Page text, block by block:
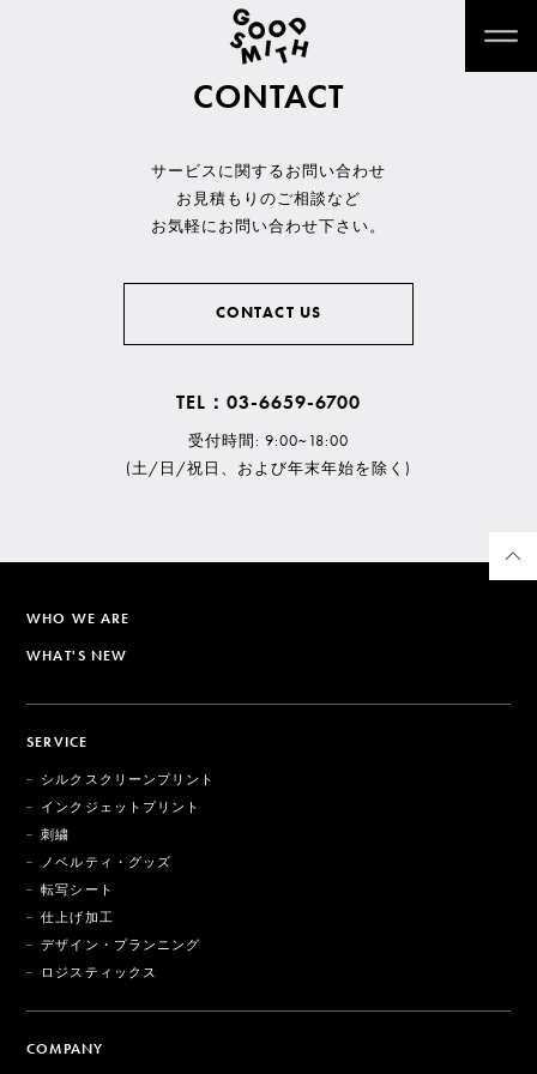
CONTACT
サービスに関するお問い合わせ
お見積もりのご相談など
お気軽にお問い合わせ下さい。
CONTACT US
TEL：03-6659-6700
受付時間: 9:00~18:00
(土/日/祝日、および年末年始を除く)
WHO WE ARE
WHAT'S NEW
SERVICE
シルクスクリーンプリント
インクジェットプリント
刺繍
ノベルティ・グッズ
転写シート
仕上げ加工
デザイン・プランニング
ロジスティックス
COMPANY